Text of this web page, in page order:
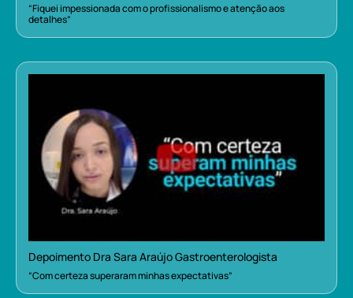
“Fiquei impessionada com o profissionalismo e atenção aos
detalhes”
Depoimento Dra Sara Araújo Gastroenterologista
“Com certeza superaram minhas expectativas”